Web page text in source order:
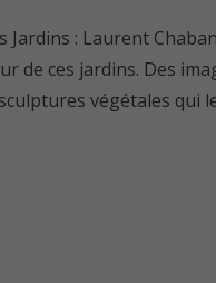
Jardins : Laurent
de ces jardins. Des
végétales qui